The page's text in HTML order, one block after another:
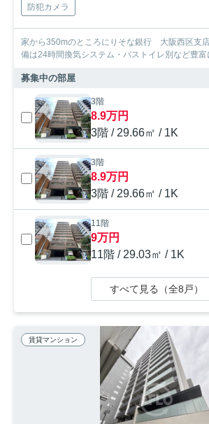
防犯カメラ
家から350mのところにりそな銀行 大阪西区支
備は24時間換気システム・バストイレ別など豊富
募集中の部屋
3階
8.9万円
3階 / 29.66㎡ / 1K
3階
8.9万円
3階 / 29.66㎡ / 1K
11階
9万円
11階 / 29.03㎡ / 1K
すべて見る（全8戸）
賃貸マンション